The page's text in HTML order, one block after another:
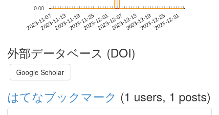
2023-11-072023-11-132023-11-192023-11-252023-12-012023-12-072023-12-132023-12-192023-12-252023-12-31
0.00
外部データベース (DOI)
Google Scholar
はてなブックマーク (1 users, 1 posts)